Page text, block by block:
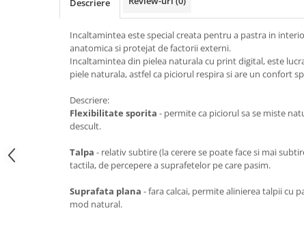
Descriere
Incaltamintea este special creata pentru a pastra in
anatomica si protejat de factorii externi.
Incaltamintea din pielea naturala cu print digital, este
piele naturala, astfel ca piciorul respira si are un confort
Descriere:
Flexibilitate sporita - permite ca piciorul sa se miste
descult.
Talpa - relativ subtire (la cerere se poate face si mai
tactila, de percepere a suprafetelor pe care pasim.
Suprafata plana - fara calcai, permite alinierea talpii cu
mod natural.